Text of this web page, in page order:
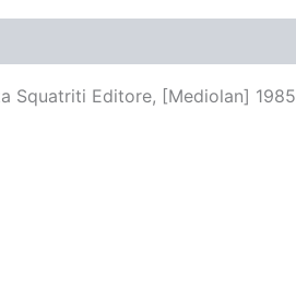
Squatriti Editore, [Mediolan] 1985